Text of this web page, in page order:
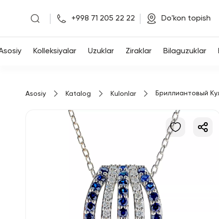
Asosiy
+998 71 205 22 22 Do'kon topish
Kolleksiyalar Uzuklar Ziraklar Bilaguzuklar
Asosiy Katalog Kulonlar Бриллиантовый